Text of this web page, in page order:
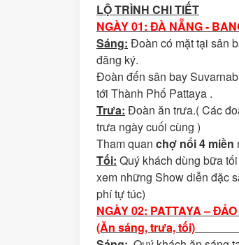
LỘ TRÌNH CHI TIẾT
NGÀY 01: ĐÀ NẴNG -
Sáng: Đoàn có mặt tại sân
đăng ký.
Đoàn đến sân bay
tới Thành Phố Pattaya .
Trưa: Đoàn ăn trưa.( Các
trưa ngày cuối cùng )
Tham quan chợ nổi 4 miền
Tối: Quý khách dùng bữa
xem những Show diễn đặc
phí tự túc)
NGÀY 02: PATTAYA –
(Ăn sáng, trưa, tối)